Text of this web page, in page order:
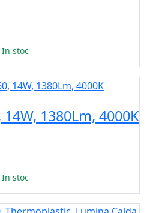
In stoc
14W, 1380Lm, 4000K
In stoc